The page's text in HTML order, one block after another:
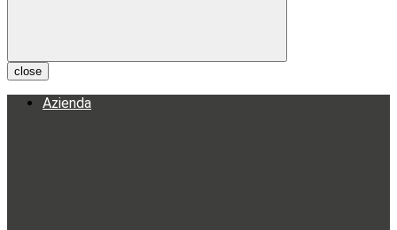
close
Azienda